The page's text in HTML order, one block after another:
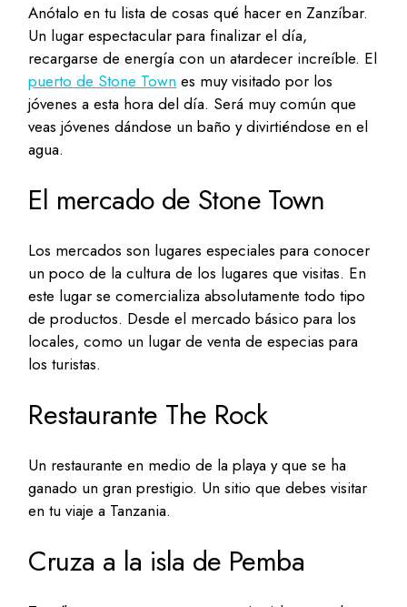
Anótalo en tu lista de cosas qué hacer en Zanzíbar.
Un lugar espectacular para finalizar el día,
recargarse de energía con un atardecer increíble. El
puerto de Stone Town es muy visitado por los
jóvenes a esta hora del día. Será muy común que
veas jóvenes dándose un baño y divirtiéndose en el
agua.
El mercado de Stone Town
Los mercados son lugares especiales para conocer
un poco de la cultura de los lugares que visitas. En
este lugar se comercializa absolutamente todo tipo
de productos. Desde el mercado básico para los
locales, como un lugar de venta de especias para
los turistas.
Restaurante The Rock
Un restaurante en medio de la playa y que se ha
ganado un gran prestigio. Un sitio que debes visitar
en tu viaje a Tanzania.
Cruza a la isla de Pemba